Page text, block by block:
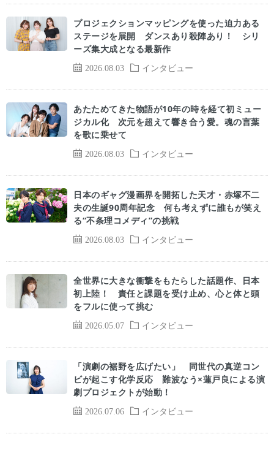
2026.08.03 インタビュー
プロジェクションマッピングを使った迫力ある
ステージを展開 ダンスあり殺陣あり！ シリ
ーズ集大成となる最新作
2026.08.03 インタビュー
あたためてきた物語が10年の時を経て初ミュー
ジカル化 次元を超えて響き合う愛。魂の言葉
を歌に乗せて
2026.08.03 インタビュー
日本のギャグ漫画界を開拓した天才・赤塚不二
夫の生誕90周年記念 何も考えずに誰もが笑え
る“不条理コメディ”の挑戦
2026.05.07 インタビュー
全世界に大きな衝撃をもたらした話題作、日本
初上陸！ 責任と課題を受け止め、心と体と頭
をフルに使って挑む
2026.07.06 インタビュー
「演劇の裾野を広げたい」 同世代の真逆コン
ビが起こす化学反応 難波なう×蓮戸良による演
劇プロジェクトが始動！